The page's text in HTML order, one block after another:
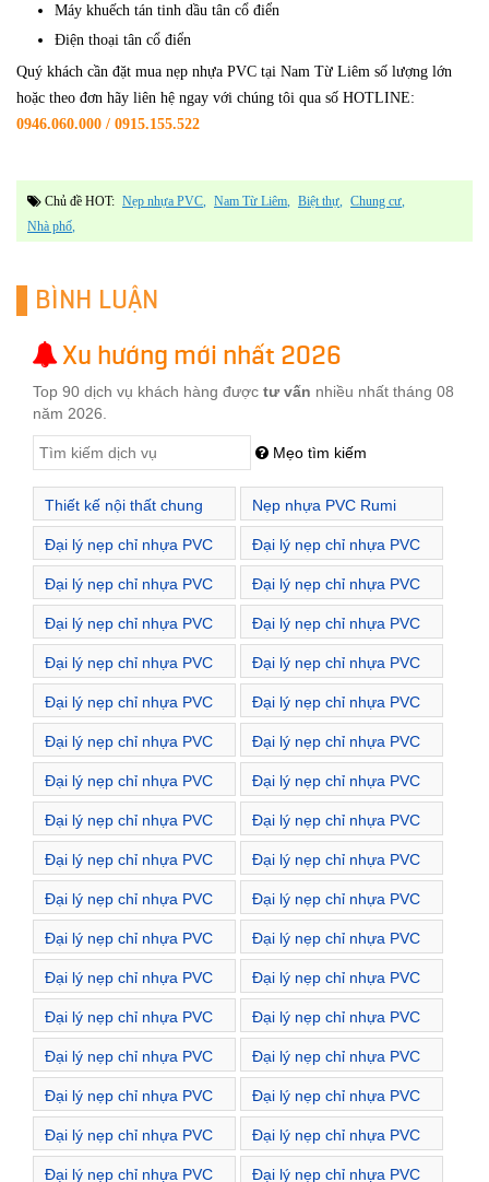
Máy khuếch tán tinh dầu tân cổ điển
Điện thoại tân cổ điển
Quý khách cần đặt mua nẹp nhựa PVC tại Nam Từ Liêm số lượng lớn
hoặc theo đơn hãy liên hệ ngay với chúng tôi qua số HOTLINE:
0946.060.000 / 0915.155.522
Chủ đề HOT: Nẹp nhựa PVC Nam Từ Liêm biệt thự
chung cư
nhà phố
BÌNH LUẬN
Xu hướng mới nhất 2026
Top 90 dịch vụ khách hàng được tư vấn nhiều nhất tháng 08
năm 2026.
Mẹo tìm kiếm
Thiết kế nội thất chung
cư Hà Nội
Nẹp nhựa PVC Rumi
chuyên sản xuất và phân
phối nẹp nhựa viền cạnh
Đại lý nẹp chỉ nhựa PVC
Phường Bách Khoa
Đại lý nẹp chỉ nhựa PVC
Phường Bùi Thị Xuân
Đại lý nẹp chỉ nhựa PVC
Phường Bạch Mai
Đại lý nẹp chỉ nhựa PVC
Phường Bạch Đằng
Đại lý nẹp chỉ nhựa PVC
Phường Cầu Dền
Đại lý nẹp chỉ nhựa PVC
Phường Lê Đại Hành
Đại lý nẹp chỉ nhựa PVC
Phường Minh Khai
Đại lý nẹp chỉ nhựa PVC
Phường Ngô Thì Nhậm
Đại lý nẹp chỉ nhựa PVC
Phường Nguyễn Du
Đại lý nẹp chỉ nhựa PVC
Phường Phạm Đình Hổ
Đại lý nẹp chỉ nhựa PVC
Phường Phố Huế
Đại lý nẹp chỉ nhựa PVC
Phường Quỳnh Lôi
Đại lý nẹp chỉ nhựa PVC
Phường Quỳnh Mai
Đại lý nẹp chỉ nhựa PVC
Phường Thanh Lương
Đại lý nẹp chỉ nhựa PVC
Phường Thanh Nhàn
Đại lý nẹp chỉ nhựa PVC
Phường Trương Định
Đại lý nẹp chỉ nhựa PVC
Phường Vĩnh Tuy
Đại lý nẹp chỉ nhựa PVC
Phường Đống Mác
Đại lý nẹp chỉ nhựa PVC
Phường Đồng Nhân
Đại lý nẹp chỉ nhựa PVC
Phường Đồng Tâm
Đại lý nẹp chỉ nhựa PVC
Đường Bà Triệu
Đại lý nẹp chỉ nhựa PVC
Đường Bùi Ngọc Dương
Đại lý nẹp chỉ nhựa PVC
Đường Bùi Thị Xuân
Đại lý nẹp chỉ nhựa PVC
Đường Bạch Mai
Đại lý nẹp chỉ nhựa PVC
Đường Bạch Đằng
Đại lý nẹp chỉ nhựa PVC
Đường Cao Đạt
Đại lý nẹp chỉ nhựa PVC
Đường Cảm Hội
Đại lý nẹp chỉ nhựa PVC
Đường Chùa Vua
Đại lý nẹp chỉ nhựa PVC
Đường Dương Văn Bé
Đại lý nẹp chỉ nhựa PVC
Đường Giải Phóng
Đại lý nẹp chỉ nhựa PVC
Đường Hàn Thuyên
Đại lý nẹp chỉ nhựa PVC
Đường Hàng Chuối
Đại lý nẹp chỉ nhựa PVC
Đại lý nẹp chỉ nhựa PVC